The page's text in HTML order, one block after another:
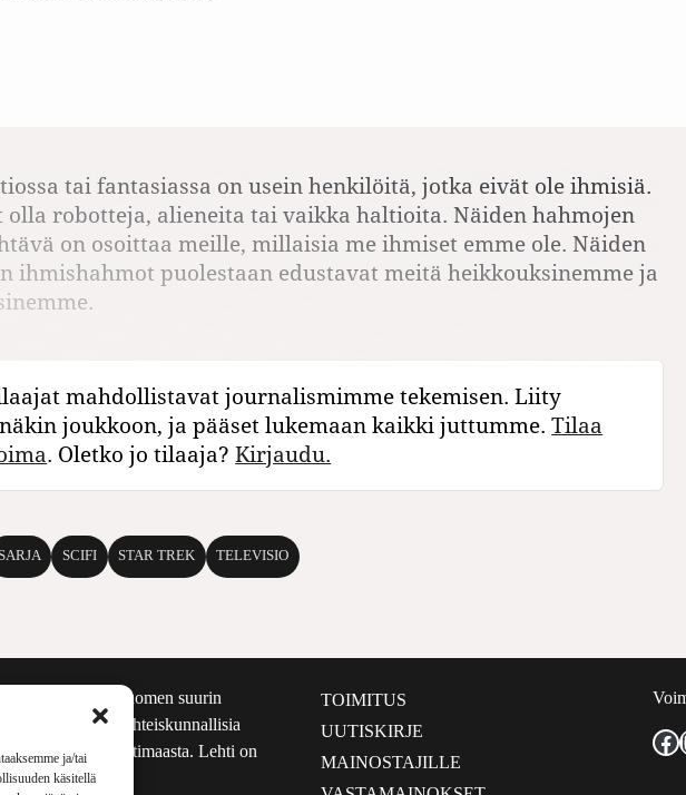
ja/tai
käsitellä
tai fantasiassa on usein henkilöitä, jotka eivät ole ihmisiä.
olla robotteja, alieneita tai vaikka haltioita. Näiden hahmojen
on osoittaa meille, millaisia me ihmiset emme ole. Näiden
ihmishahmot puolestaan edustavat meitä heikkouksinemme ja
mahdollistavat journalismimme tekemisen. Liity
joukkoon, ja pääset lukemaan kaikki juttumme.Tilaa
. Oletko jo tilaaja?Kirjaudu.
SCIFI STAR TREK TELEVISIO
Suomen suurin
Se nostaa esiin yhteiskunnallisia
maailmalta kuin kotimaasta. Lehti on
1999.
TOIMITUS
UUTISKIRJE
MAINOSTAJILLE